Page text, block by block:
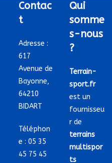
Contac
t
Adresse :
617
Avenue de
Bayonne,
64210
BIDART
Téléphon
e :05 35
45 75 45
Qui
somme
s-nous
?
Terrain-
sport.fr
est un
fournisseu
r de
terrains
multispor
ts